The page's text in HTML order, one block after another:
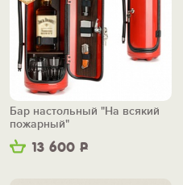
13 600 Р
Бар настольный "На всякий
пожарный"